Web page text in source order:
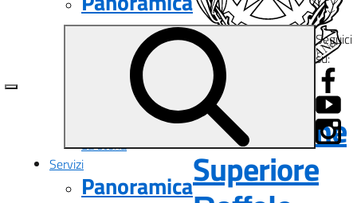
Presentazione
Le persone
I numeri della scuola
Le carte della scuola
Organizzazione
La storia
Servizi
Panoramica
Istituto
d'Istruzione
Superiore
Seguici
su: